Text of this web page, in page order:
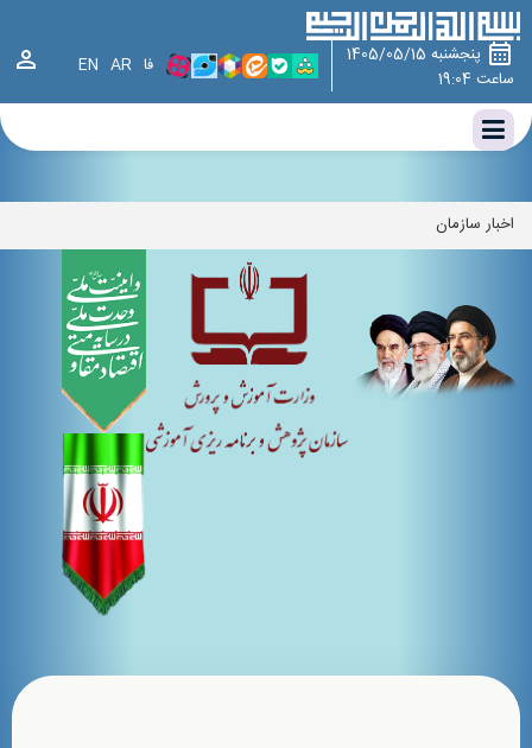
وزارت آموزش و پرورش ، سازمان پژوهش و برنامه ریزی آموزشی ، سازمان
پژوهش،چارت سازمانی سازمان پژوهش و برنامه‌ریزی آموزشی،اخبار سازمان
EN AR فا
پنجشنبه 1405/05/15
ساعت 19:04
اخبار سازمان